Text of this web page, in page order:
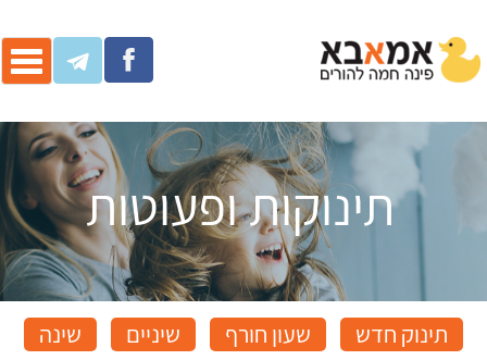
תינוקות ופעוטות
תינוק חדש שעון חורף שיניים
שינה